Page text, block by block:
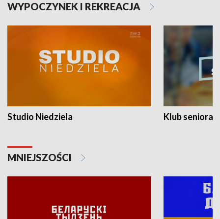
WYPOCZYNEK I REKREACJA
Studio Niedziela Klub seniora
MNIEJSZOŚCI